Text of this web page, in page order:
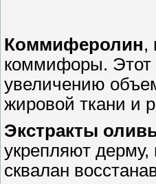
Коммиферолин,
коммифоры. Этот
увеличению
жировой ткани и
Экстракты
укрепляют
сквалан